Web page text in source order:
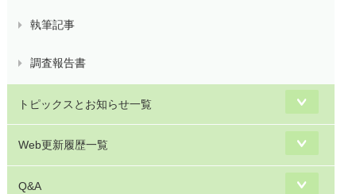
執筆記事
調査報告書
トピックスとお知らせ一覧
Web更新履歴一覧
Q&A